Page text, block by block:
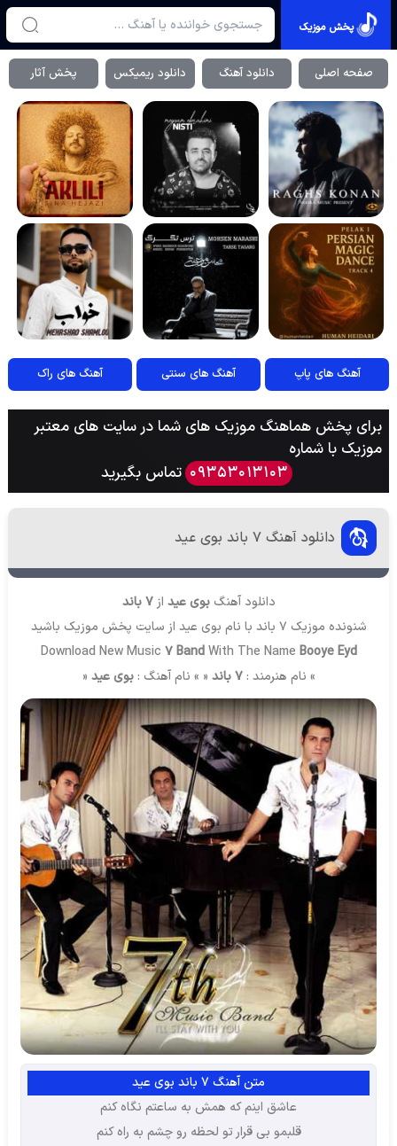
پخش موزیک
صفحه اصلی دانلود آهنگ دانلود ریمیکس پخش آثار
آهنگ های پاپ آهنگ های سنتی آهنگ های راک
برای پخش هماهنگ موزیک های شما در سایت های معتبر
موزیک با شماره
09353013103 تماس بگیرید
دانلود آهنگ 7 باند بوی عید
دانلود آهنگ بوی عید از7 باند
شنونده موزیک 7 باند با نام بوی عید از سایت
پخش موزیک باشید
Download New Music 7 BandWith The Name Booye Eyd
» نام هنرمند :7 باند « » نام آهنگ :بوی عید «
متن آهنگ 7 باند بوی عید
عاشق اینم که همش به ساعتم نگاه کنم
قلبمو بی قرار تو لحظه رو چشم به راه کنم